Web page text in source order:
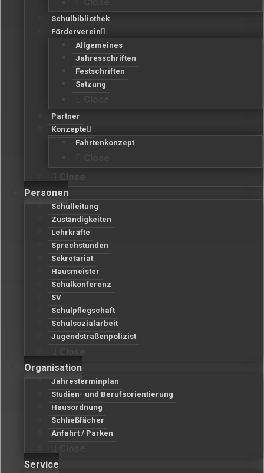
Schulbibliothek
Förderverein
Allgemeines
Jahresschriften
Festschriften
Satzung
Partner
Konzepte
Fahrtenkonzept
Personen
Schulleitung
Zuständigkeiten
Lehrkräfte
Sprechstunden
Sekretariat
Hausmeister
Schulkonferenz
SV
Schulpflegschaft
Schulsozialarbeit
Jugendstraßenpolizist
Organisation
Jahresterminplan
Studien- und Berufsorientierung
Hausordnung
Schließfächer
Anfahrt / Parken
Service